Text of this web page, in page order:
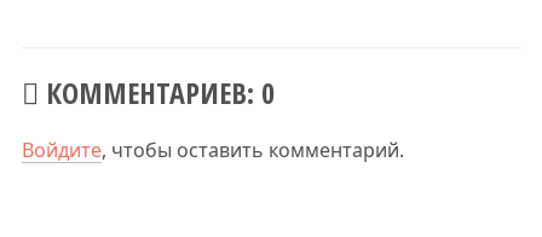
КОММЕНТАРИЕВ: 0
Войдите, чтобы оставить комментарий.